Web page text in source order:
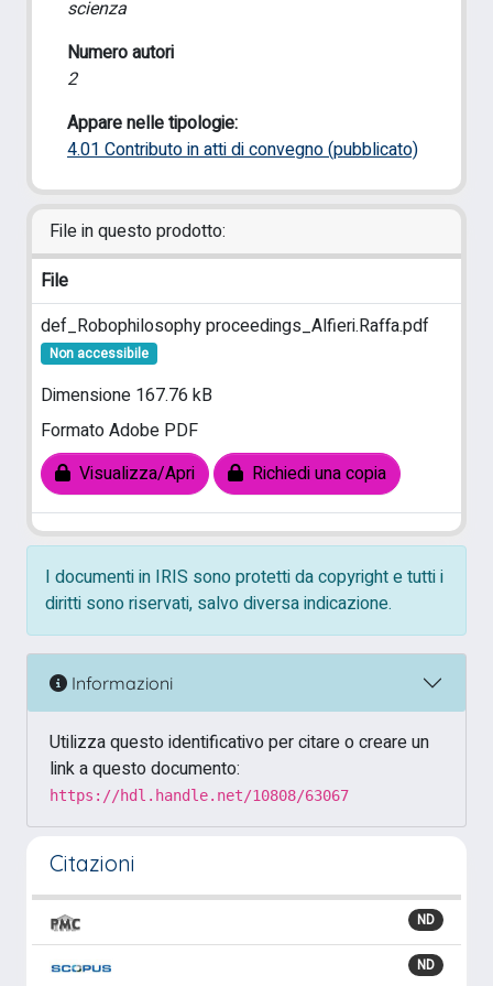
scienza
Numero autori
2
Appare nelle tipologie:
4.01 Contributo in atti di convegno (pubblicato)
File in questo prodotto:
File
def_Robophilosophy proceedings_Alfieri.Raffa.pdf
Non accessibile
Dimensione 167.76 kB
Formato Adobe PDF
Visualizza/Apri
Richiedi una copia
I documenti in IRIS sono protetti da copyright e tutti i
diritti sono riservati, salvo diversa indicazione.
Informazioni
Utilizza questo identificativo per citare o creare un
link a questo documento:
https://hdl.handle.net/10808/63067
Citazioni
ND
ND